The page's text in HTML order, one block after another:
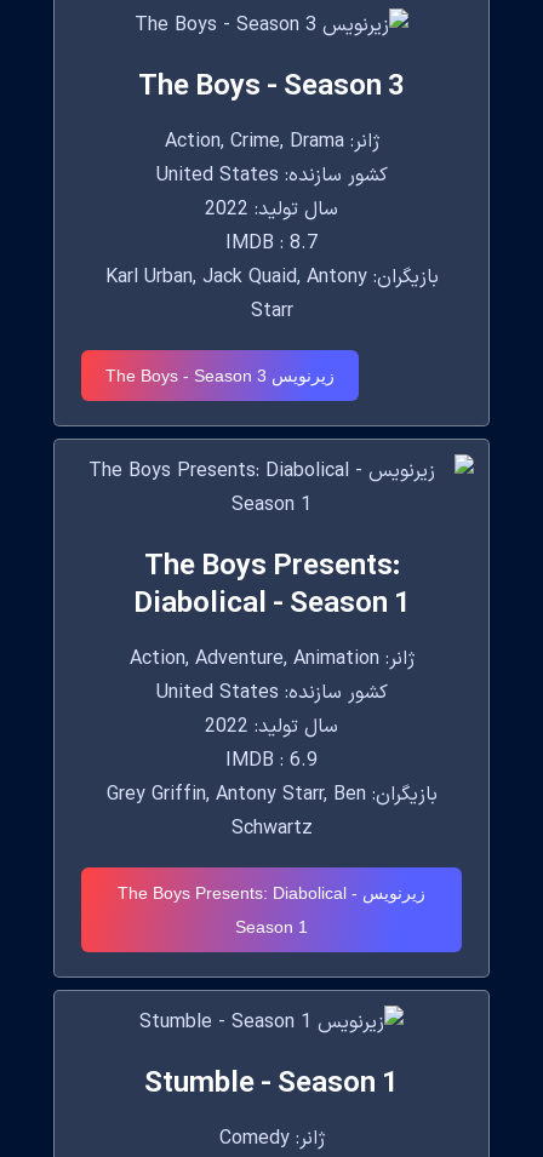
The Boys - Season 3
ژانر: Action, Crime, Drama
کشور سازنده: United States
سال تولید: 2022
IMDB : 8.7
بازیگران: Karl Urban, Jack Quaid, Antony
Starr
زیرنویس The Boys - Season 3
The Boys Presents:
Diabolical - Season 1
ژانر: Action, Adventure, Animation
کشور سازنده: United States
سال تولید: 2022
IMDB : 6.9
بازیگران: Grey Griffin, Antony Starr, Ben
Schwartz
زیرنویس The Boys Presents: Diabolical -
Season 1
Stumble - Season 1
ژانر: Comedy